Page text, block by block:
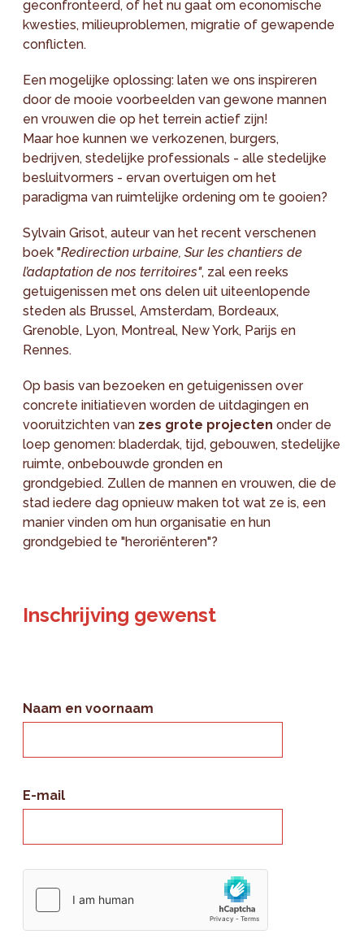
geconfronteerd, of het nu gaat om economische
kwesties, milieuproblemen, migratie of gewapende
conflicten.
Een mogelijke oplossing: laten we ons inspireren
door de mooie voorbeelden van gewone mannen
en vrouwen die op het terrein actief zijn!
Maar hoe kunnen we verkozenen, burgers,
bedrijven, stedelijke professionals - alle stedelijke
besluitvormers - ervan overtuigen om het
paradigma van ruimtelijke ordening om te gooien?
Sylvain Grisot, auteur van het recent verschenen
boek "Redirection urbaine, Sur les chantiers de
l’adaptation de nos territoires", zal een reeks
getuigenissen met ons delen uit uiteenlopende
steden als Brussel, Amsterdam, Bordeaux,
Grenoble, Lyon, Montreal, New York, Parijs en
Rennes.
Op basis van bezoeken en getuigenissen over
concrete initiatieven worden de uitdagingen en
vooruitzichten van zes grote projecten onder de
loep genomen: bladerdak, tijd, gebouwen, stedelijke
ruimte, onbebouwde gronden en
grondgebied. Zullen de mannen en vrouwen, die de
stad iedere dag opnieuw maken tot wat ze is, een
manier vinden om hun organisatie en hun
grondgebied te "heroriënteren"?
Inschrijving gewenst
Naam en voornaam
E-mail